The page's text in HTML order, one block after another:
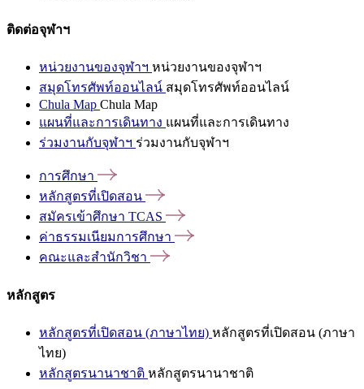
ติดต่อจุฬาฯ
หน่วยงานของจุฬาฯ หน่วยงานของจุฬาฯ
สมุดโทรศัพท์ออนไลน์ สมุดโทรศัพท์ออนไลน์
Chula Map Chula Map
แผนที่และการเดินทาง แผนที่และการเดินทาง
ร่วมงานกับจุฬาฯ ร่วมงานกับจุฬาฯ
การศึกษา
หลักสูตรที่เปิดสอน
สมัครเข้าศึกษา TCAS
ค่าธรรมเนียมการศึกษา
คณะและสำนักวิชา
หลักสูตร
หลักสูตรที่เปิดสอน (ภาษาไทย) หลักสูตรที่เปิดสอน (ภาษา
ไทย)
หลักสูตรนานาชาติ หลักสูตรนานาชาติ